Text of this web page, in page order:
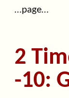
…page…
2
-10: